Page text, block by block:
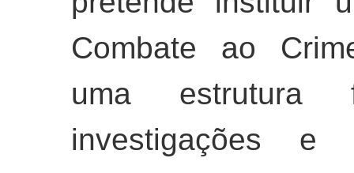
Combate ao
uma estrutura
investigações e